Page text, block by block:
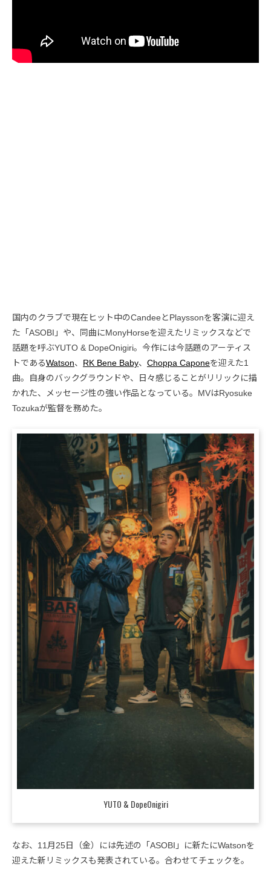
国内のクラブで現在ヒット中のCandeeとPlayssonを客演に迎え
た「ASOBI」や、同曲にMonyHorseを迎えたリミックスなどで
話題を呼ぶYUTO & DopeOnigiri。今作には今話題のアーティス
トであるWatson、 RK Bene Baby、 Choppa Caponeを迎えた1
曲。自身のバックグラウンドや、日々感じることがリリックに描
かれた、メッセージ性の強い作品となっている。MVはRyosuke
Tozukaが監督を務めた。
YUTO & DopeOnigiri
なお、11月25日（金）には先述の「ASOBI」に新たにWatsonを
迎えた新リミックスも発表されている。合わせてチェックを。